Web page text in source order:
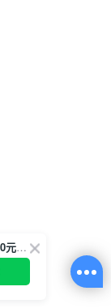
綁定LINE好友 享100元折價券